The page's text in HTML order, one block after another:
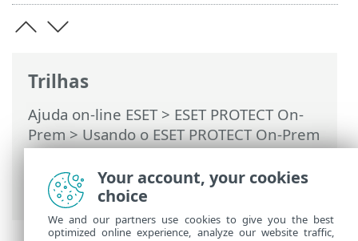
Trilhas
Ajuda on-line ESET> ESET PROTECT On-
Prem>Usando o ESET PROTECT On-Prem
>ESET PROTECT On-Prem Menu principal
Tarefas >Tarefas de cliente> Isolar
computador da rede
Your account, your cookies
choice
We and our partners use cookies to give you the best
optimized online experience, analyze our website traffic,